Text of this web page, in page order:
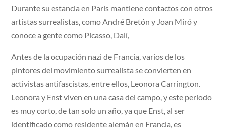
Durante su estancia en París mantiene contactos con otros
artistas surrealistas, como André Bretón y Joan Miró y
conoce a gente como Picasso, Dalí,
Antes de la ocupación nazi de Francia, varios de los
pintores del movimiento surrealista se convierten en
activistas antifascistas, entre ellos, Leonora Carrington.
Leonora y Enst viven en una casa del campo, y este periodo
es muy corto, de tan solo un año, ya que Enst, al ser
identificado como residente alemán en Francia, es